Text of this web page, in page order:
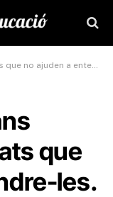
ajuden a entendre-les.
que
les.